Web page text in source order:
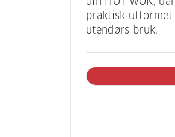
praktisk
utendørs bruk.